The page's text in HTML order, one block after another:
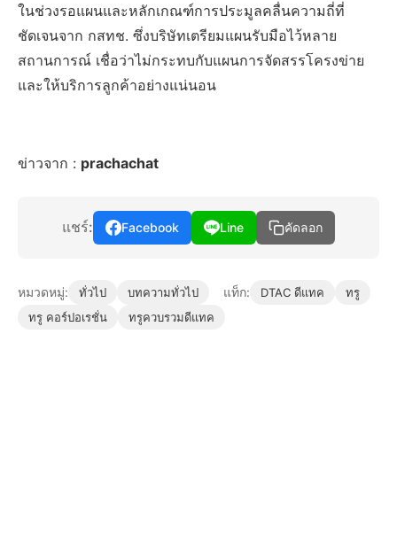
ในช่วงรอแผนและหลักเกณฑ์การประมูลคลื่นความถี่ที่
ชัดเจนจาก กสทช. ซึ่งบริษัทเตรียมแผนรับมือไว้หลาย
สถานการณ์ เชื่อว่าไม่กระทบกับแผนการจัดสรรโครงข่าย
และให้บริการลูกค้าอย่างแน่นอน
ข่าวจาก : prachachat
แชร์: Facebook Line คัดลอก
หมวดหมู่: ทั่วไป บทความทั่วไป แท็ก: DTAC ดีแทค
ทรู
ทรู คอร์ปอเรชั่น
ทรูควบรวมดีแทค